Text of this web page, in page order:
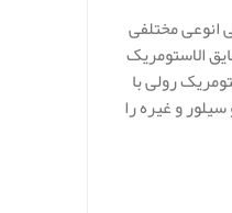
انوعی مختلفی
الاستومریک
رولی با
و غیره را